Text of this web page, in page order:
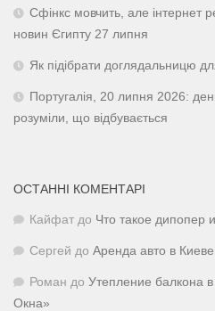
Сфінкс мовчить, але інтернет
новин Єгипту 27 липня
Як підібрати доглядальницю
Португалія, 20 липня 2026:
розуміли, що відбувається
ОСТАННІ КОМЕНТАРІ
Кайфат до Что такое дипопер
Сергей до Аренда авто в
Роман до Утепление балкона
Окна»